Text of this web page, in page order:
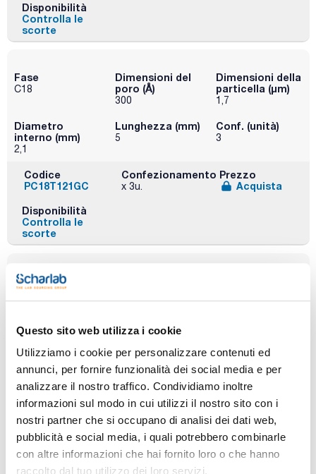
Questo sito web utilizza i cookie
Utilizziamo i cookie per personalizzare contenuti ed
annunci, per fornire funzionalità dei social media e per
analizzare il nostro traffico. Condividiamo inoltre
informazioni sul modo in cui utilizzi il nostro sito con i
nostri partner che si occupano di analisi dei dati web,
pubblicità e social media, i quali potrebbero combinarle
con altre informazioni che hai fornito loro o che hanno
raccolto dal tuo utilizzo dei loro servizi.
Disponibilità
Controlla le
scorte
Fase
C18
Dimensioni del
poro (Å)
300
Dimensioni della
particella (μm)
1,7
Diametro
interno (mm)
2,1
Lunghezza (mm)
5
Conf. (unità)
3
Codice
PC18T121GC
Confezionamento
x 3u.
Prezzo
Acquista
Disponibilità
Controlla le
scorte
Fase
C18
1000 1,7
Diametro
interno (mm)
2,1
Lunghezza (mm)
Codice
PC18M121GC
x 3u.
Acquista
Disponibilità
Controlla le
scorte